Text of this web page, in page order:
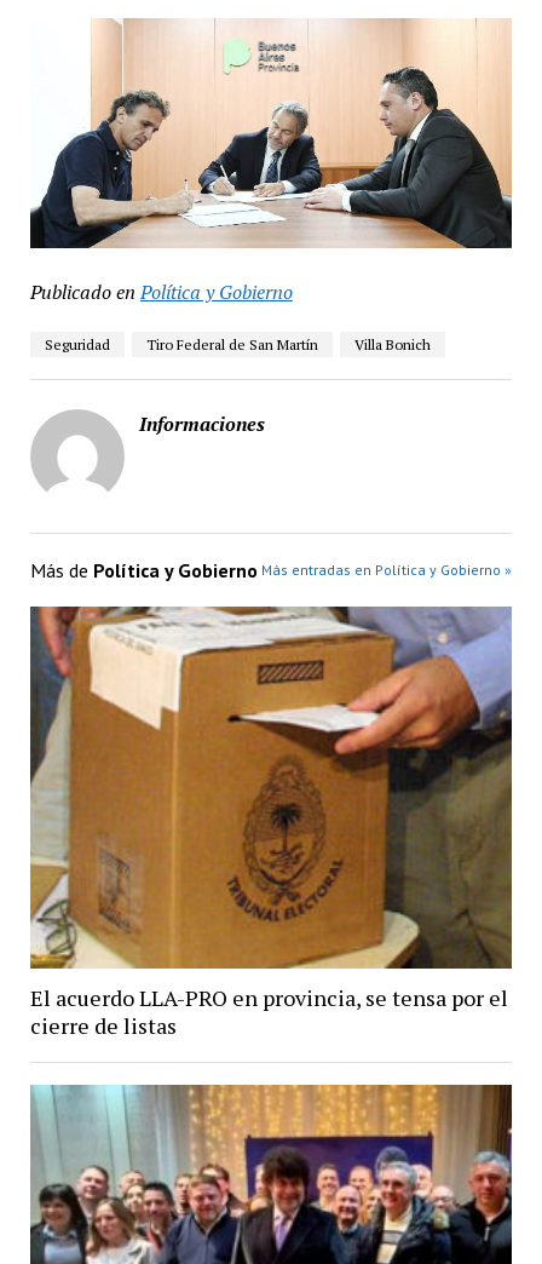
Publicado en Política y Gobierno
Seguridad Tiro Federal de San Martín Villa Bonich
Informaciones
Más de Política y Gobierno Más entradas en Política y Gobierno »
El acuerdo LLA-PRO en provincia, se tensa por el
cierre de listas